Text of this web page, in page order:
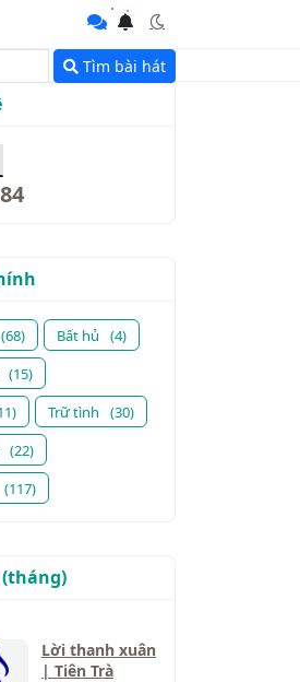
Tìm bài hát
(68) Bất hủ
(4)
(15)
Trữ tình
(30)
(22)
(117)
Lời thanh xuân
| Tiên Trà